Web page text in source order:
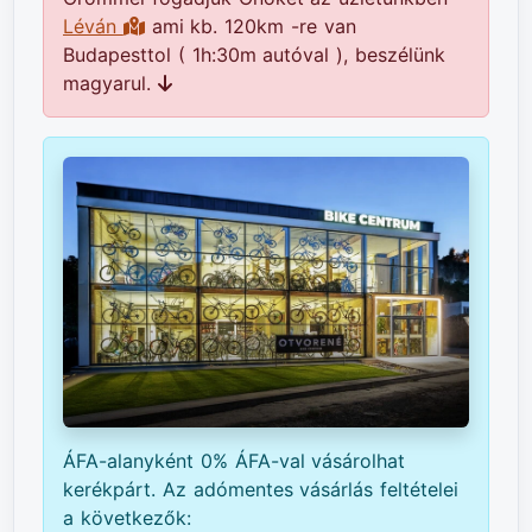
Léván
ami kb. 120km -re van
Budapesttol ( 1h:30m autóval ), beszélünk
magyarul.
ÁFA-alanyként 0% ÁFA-val vásárolhat
kerékpárt. Az adómentes vásárlás feltételei
a következők: